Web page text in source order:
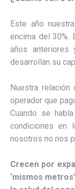
Este año
encima del 30%.
años anteriores
desarrollan su
Nuestra
operador que
Cuando se
condiciones en
nosotros no nos
Crecen por
‘mismos